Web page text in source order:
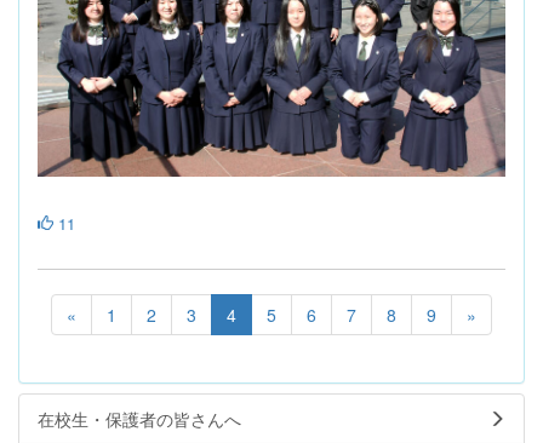
11
« 1 2 3 4 5 6 7 8 9 »
在校生・保護者の皆さんへ